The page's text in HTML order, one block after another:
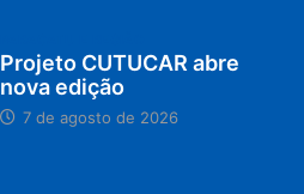
Projeto CUTUCAR abre
nova edição
7 de agosto de 2026